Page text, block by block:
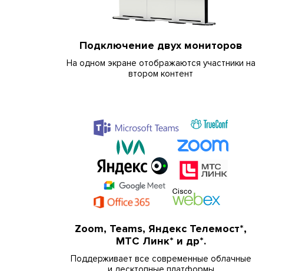
Подключение двух мониторов
На одном экране отображаются участники на
втором контент
Zoom, Teams, Яндекс Телемост*,
МТС Линк* и др*.
Поддерживает все современные облачные